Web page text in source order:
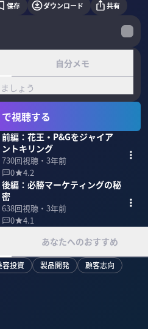
保存 ダウンロード 共有
自分メモ
しょう
視聴する
前編：花王・P&Gをジャイア
ントキリング
730回視聴・ 3年前
0
4.2
後編：必勝マーケティングの秘
密
638回視聴・ 3年前
0
4.1
あなたへのおすすめ
容投資 製品開発 顧客志向